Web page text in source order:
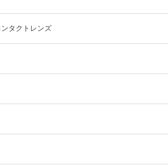
タクトレンズ